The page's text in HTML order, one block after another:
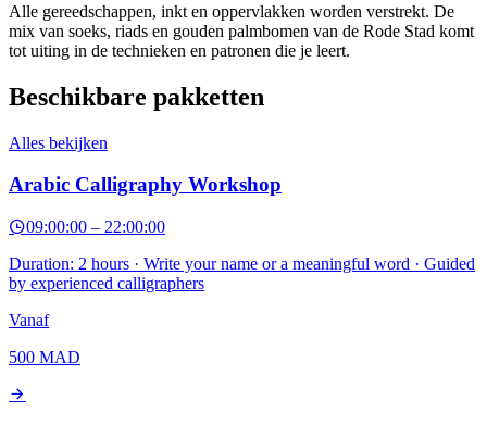
Alle gereedschappen, inkt en oppervlakken worden verstrekt. De
mix van soeks, riads en gouden palmbomen van de Rode Stad komt
tot uiting in de technieken en patronen die je leert.
Beschikbare pakketten
Alles bekijken
Arabic Calligraphy Workshop
09:00:00 – 22:00:00
Duration: 2 hours · Write your name or a meaningful word · Guided
by experienced calligraphers
Vanaf
500 MAD